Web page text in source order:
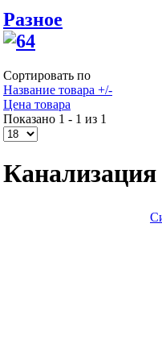
Разное
Сортировать по
Название товара +/-
Цена товара
Показано 1 - 1 из 1
Канализация